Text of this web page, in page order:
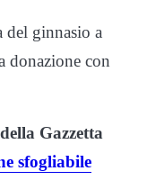
del ginnasio a
donazione con
Gazzetta
sfogliabile